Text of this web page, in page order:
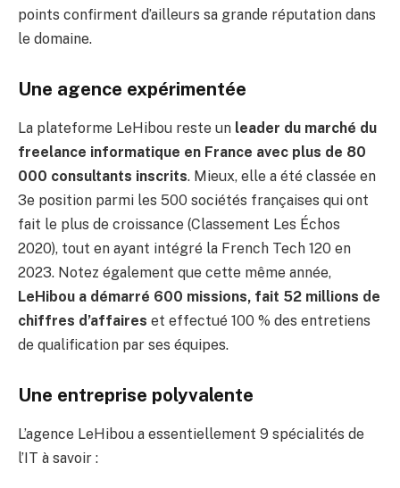
points confirment d’ailleurs sa grande réputation dans
le domaine.
Une agence expérimentée
La plateforme LeHibou reste un leader du marché du
freelance informatique en France avec plus de 80
000 consultants inscrits. Mieux, elle a été classée en
3e position parmi les 500 sociétés françaises qui ont
fait le plus de croissance (Classement Les Échos
2020), tout en ayant intégré la French Tech 120 en
2023. Notez également que cette même année,
LeHibou a démarré 600 missions, fait 52 millions de
chiffres d’affaires et effectué 100 % des entretiens
de qualification par ses équipes.
Une entreprise polyvalente
L’agence LeHibou a essentiellement 9 spécialités de
l’IT à savoir :